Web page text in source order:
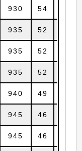
930 54
935 52
935 52
935 52
940 49
945 46
945 46